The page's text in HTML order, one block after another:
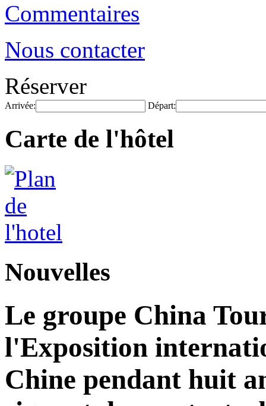
Commentaires
Nous contacter
Réserver
Arrivée: Départ:
Carte de l'hôtel
Nouvelles
Le groupe China
l'Exposition
Chine pendant huit